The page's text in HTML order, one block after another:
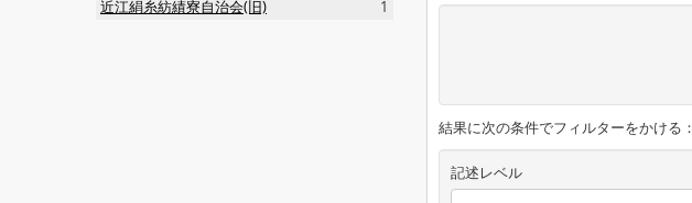
近江絹糸紡績寮自治会(旧)
1
結果に次の条件でフィルターをかける：
記述レベル